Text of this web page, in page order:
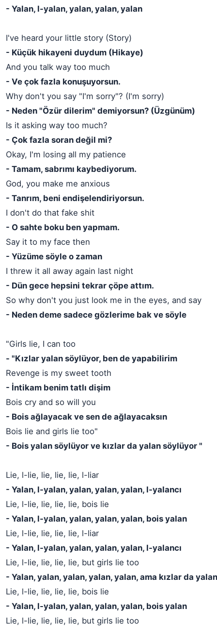
- Yalan, l-yalan, yalan, yalan, yalan
I've heard your little story (Story)
- Küçük hikayeni duydum (Hikaye)
And you talk way too much
- Ve çok fazla konuşuyorsun.
Why don't you say "I'm sorry"? (I'm sorry)
- Neden "Özür dilerim" demiyorsun? (Üzgünüm)
Is it asking way too much?
- Çok fazla soran değil mi?
Okay, I'm losing all my patience
- Tamam, sabrımı kaybediyorum.
God, you make me anxious
- Tanrım, beni endişelendiriyorsun.
I don't do that fake shit
- O sahte boku ben yapmam.
Say it to my face then
- Yüzüme söyle o zaman
I threw it all away again last night
- Dün gece hepsini tekrar çöpe attım.
So why don't you just look me in the eyes, and say
- Neden deme sadece gözlerime bak ve söyle
"Girls lie, I can too
- "Kızlar yalan söylüyor, ben de yapabilirim
Revenge is my sweet tooth
- İntikam benim tatlı dişim
Bois cry and so will you
- Bois ağlayacak ve sen de ağlayacaksın
Bois lie and girls lie too"
- Bois yalan söylüyor ve kızlar da yalan söylüyor "
Lie, l-lie, lie, lie, lie, l-liar
- Yalan, l-yalan, yalan, yalan, yalan, l-yalancı
Lie, l-lie, lie, lie, lie, bois lie
- Yalan, l-yalan, yalan, yalan, yalan, bois yalan
Lie, l-lie, lie, lie, lie, l-liar
- Yalan, l-yalan, yalan, yalan, yalan, l-yalancı
Lie, l-lie, lie, lie, lie, but girls lie too
- Yalan, yalan, yalan, yalan, yalan, ama kızlar da
Lie, l-lie, lie, lie, lie, bois lie
- Yalan, l-yalan, yalan, yalan, yalan, bois yalan
Lie, l-lie, lie, lie, lie, but girls lie too